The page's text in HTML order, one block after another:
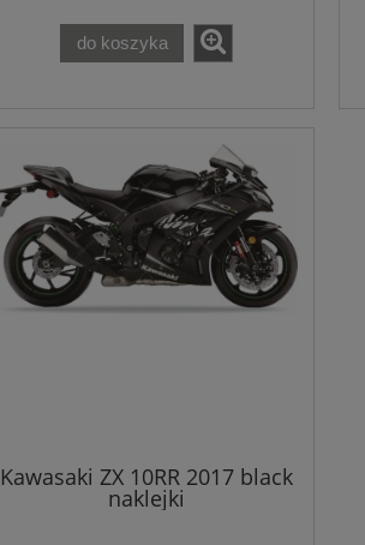
do koszyka
Kawasaki ZX 10RR 2017 black
naklejki